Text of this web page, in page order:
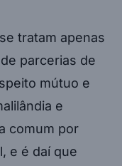
tratam apenas
parcerias de
mútuo e
e
comum por
e é daí que